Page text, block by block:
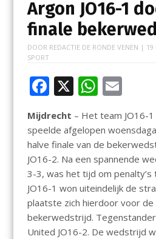
Argon JO16-1
finale
DOOR REDACTIE DE RONDE VENEN | 19
SPORT
F
ac
e
b
o
o
k
X W
at
s
A
p
p
E
ai
l
Mijdrecht – Het team JO16-
speelde afgelopen
halve finale van de
JO16-2. Na een spannende
3-3, was het tijd om penalty’s
JO16-1 won uiteindelijk de
plaatste zich hierdoor voor de
bekerwedstrijd.
United JO16-2. De wedstrijd